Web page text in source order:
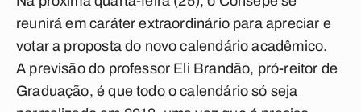
reunirá em caráter extraordinário para apreciar e
votar a proposta do novo calendário acadêmico.
A previsão do professor Eli Brandão, pró-reitor de
Graduação, é que todo o calendário só seja